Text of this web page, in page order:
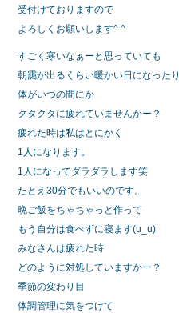
受付けておりますので
よろしくお願いします^ ^
すごく寒いなぁーと思っていても
朝靄が出るくらい暖かい日になったり
体がいつの間にか
クタクタに疲れていませんかー？
疲れた時は私はとにかく
1人になります。
1人になってダラダラします笑
たとえ30分でもいいのです。
晩ご飯をちゃちゃっと作って
もう自分は食べずに寝ます(u_u)
みなさんは疲れた時
どのように対処していますかー？
季節の変わり目
体調管理に気をつけて